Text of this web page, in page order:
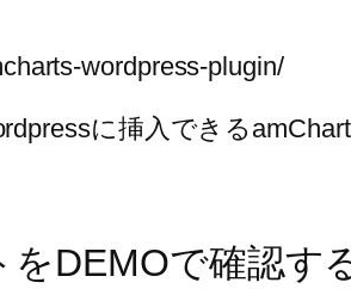
wordpress-plugin/
に挿入できる
DEMOで確認す